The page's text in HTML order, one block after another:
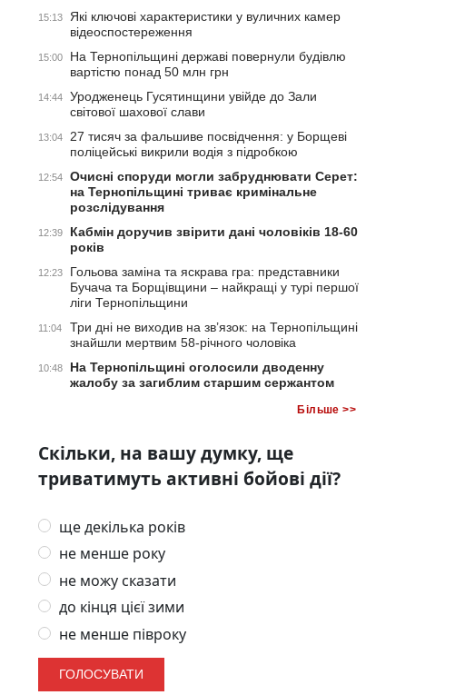
15:13
Які ключові характеристики у вуличних камер
відеоспостереження
15:00
На Тернопільщині державі повернули будівлю
вартістю понад 50 млн грн
14:44
Уродженець Гусятинщини увійде до Зали
світової шахової слави
13:04
27 тисяч за фальшиве посвідчення: у Борщеві
поліцейські викрили водія з підробкою
12:54
Очисні споруди могли забруднювати Серет:
на Тернопільщині триває кримінальне
розслідування
12:39
Кабмін доручив звірити дані чоловіків 18-60
років
12:23
Гольова заміна та яскрава гра: представники
Бучача та Борщівщини – найкращі у турі першої
ліги Тернопільщини
11:04
Три дні не виходив на зв’язок: на Тернопільщині
знайшли мертвим 58-річного чоловіка
10:48
На Тернопільщині оголосили дводенну
жалобу за загиблим старшим сержантом
Більше >>
Скільки, на вашу думку, ще
триватимуть активні бойові дії?
ще декілька років
не менше року
не можу сказати
до кінця цієї зими
не менше півроку